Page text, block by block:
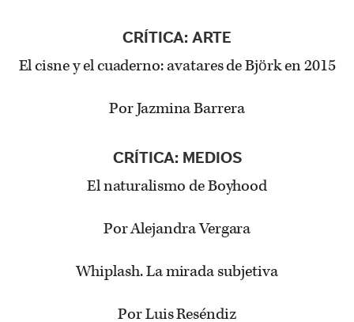
CRÍTICA: ARTE
El cisne y el cuaderno: avatares de Björk en 2015
Por Jazmina Barrera
CRÍTICA: MEDIOS
El naturalismo de Boyhood
Por Alejandra Vergara
Whiplash. La mirada subjetiva
Por Luis Reséndiz